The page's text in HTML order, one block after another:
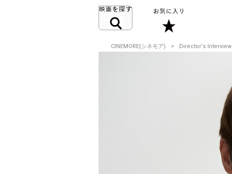
CINEMORE(シネモア) Director‘s Interview